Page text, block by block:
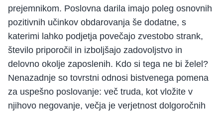
prejemnikom. Poslovna darila imajo poleg osnovnih
pozitivnih učinkov obdarovanja še dodatne, s
katerimi lahko podjetja povečajo zvestobo strank,
število priporočil in izboljšajo zadovoljstvo in
delovno okolje zaposlenih. Kdo si tega ne bi želel?
Nenazadnje so tovrstni odnosi bistvenega pomena
za uspešno poslovanje: več truda, kot vložite v
njihovo negovanje, večja je verjetnost dolgoročnih